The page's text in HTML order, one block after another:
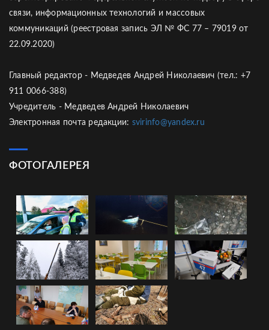
связи, информационных технологий и массовых
коммуникаций (реестровая запись ЭЛ № ФС 77 – 79019 от
22.09.2020)
Главный редактор - Медведев Андрей Николаевич (тел.: +7
911 0066-388)
Учредитель - Медведев Андрей Николаевич
Электронная почта редакции: svirinfo@yandex.ru
ФОТОГАЛЕРЕЯ